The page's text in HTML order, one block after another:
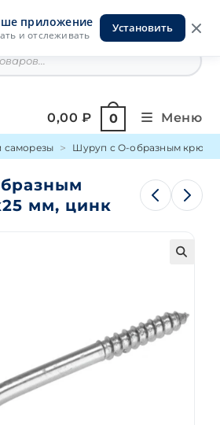
приложение
и отслеживать
Установить
на Горской
0,00₽ 0 Меню
Шуруп с О-образным
мм, цинк